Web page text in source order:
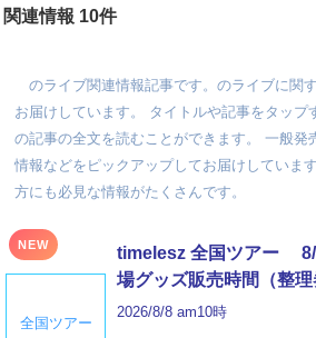
関連情報 10件
のライブ関連情報記事です。のライブに関
お届けしています。 タイトルや記事をタップ
の記事の全文を読むことができます。 一般発
情報などをピックアップしてお届けしていま
方にも必見な情報がたくさんです。
NEW
全国ツアー
timelesz 全国ツアー
場グッズ販売時間（整理
2026/8/8 am10時